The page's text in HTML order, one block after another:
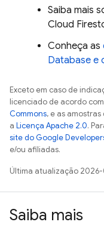
Saiba mais
Cloud
Conheça as
Database e
Exceto em caso de
licenciado de acordo
Commons, e as
a Licença Apache 2.0.
site do Google
e/ou afiliadas.
Última atualização
Saiba mais